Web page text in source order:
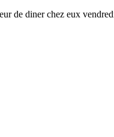
de diner chez eux